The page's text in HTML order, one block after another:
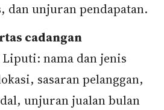
dan unjuran pendapatan.
cadangan
Liputi: nama dan jenis
sasaran pelanggan,
unjuran jualan bulan